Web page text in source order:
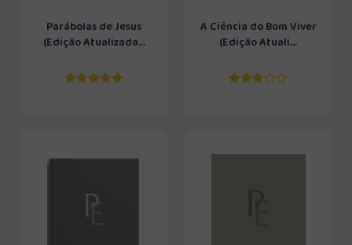
Parábolas de Jesus
(Edição Atualizada...
A Ciência do Bom Viver
(Edição Atuali...